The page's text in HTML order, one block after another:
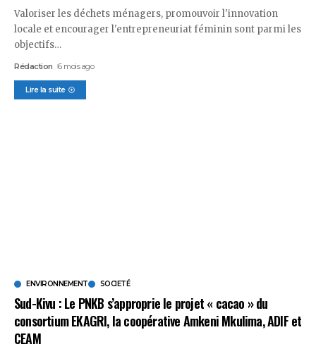
Valoriser les déchets ménagers, promouvoir l'innovation
locale et encourager l'entrepreneuriat féminin sont parmi les
objectifs…
Rédaction 6 mois ago
Lire la suite
ENVIRONNEMENT SOCIETÉ
Sud-Kivu : Le PNKB s’approprie le projet « cacao » du
consortium EKAGRI, la coopérative Amkeni Mkulima, ADIF et
CEAM